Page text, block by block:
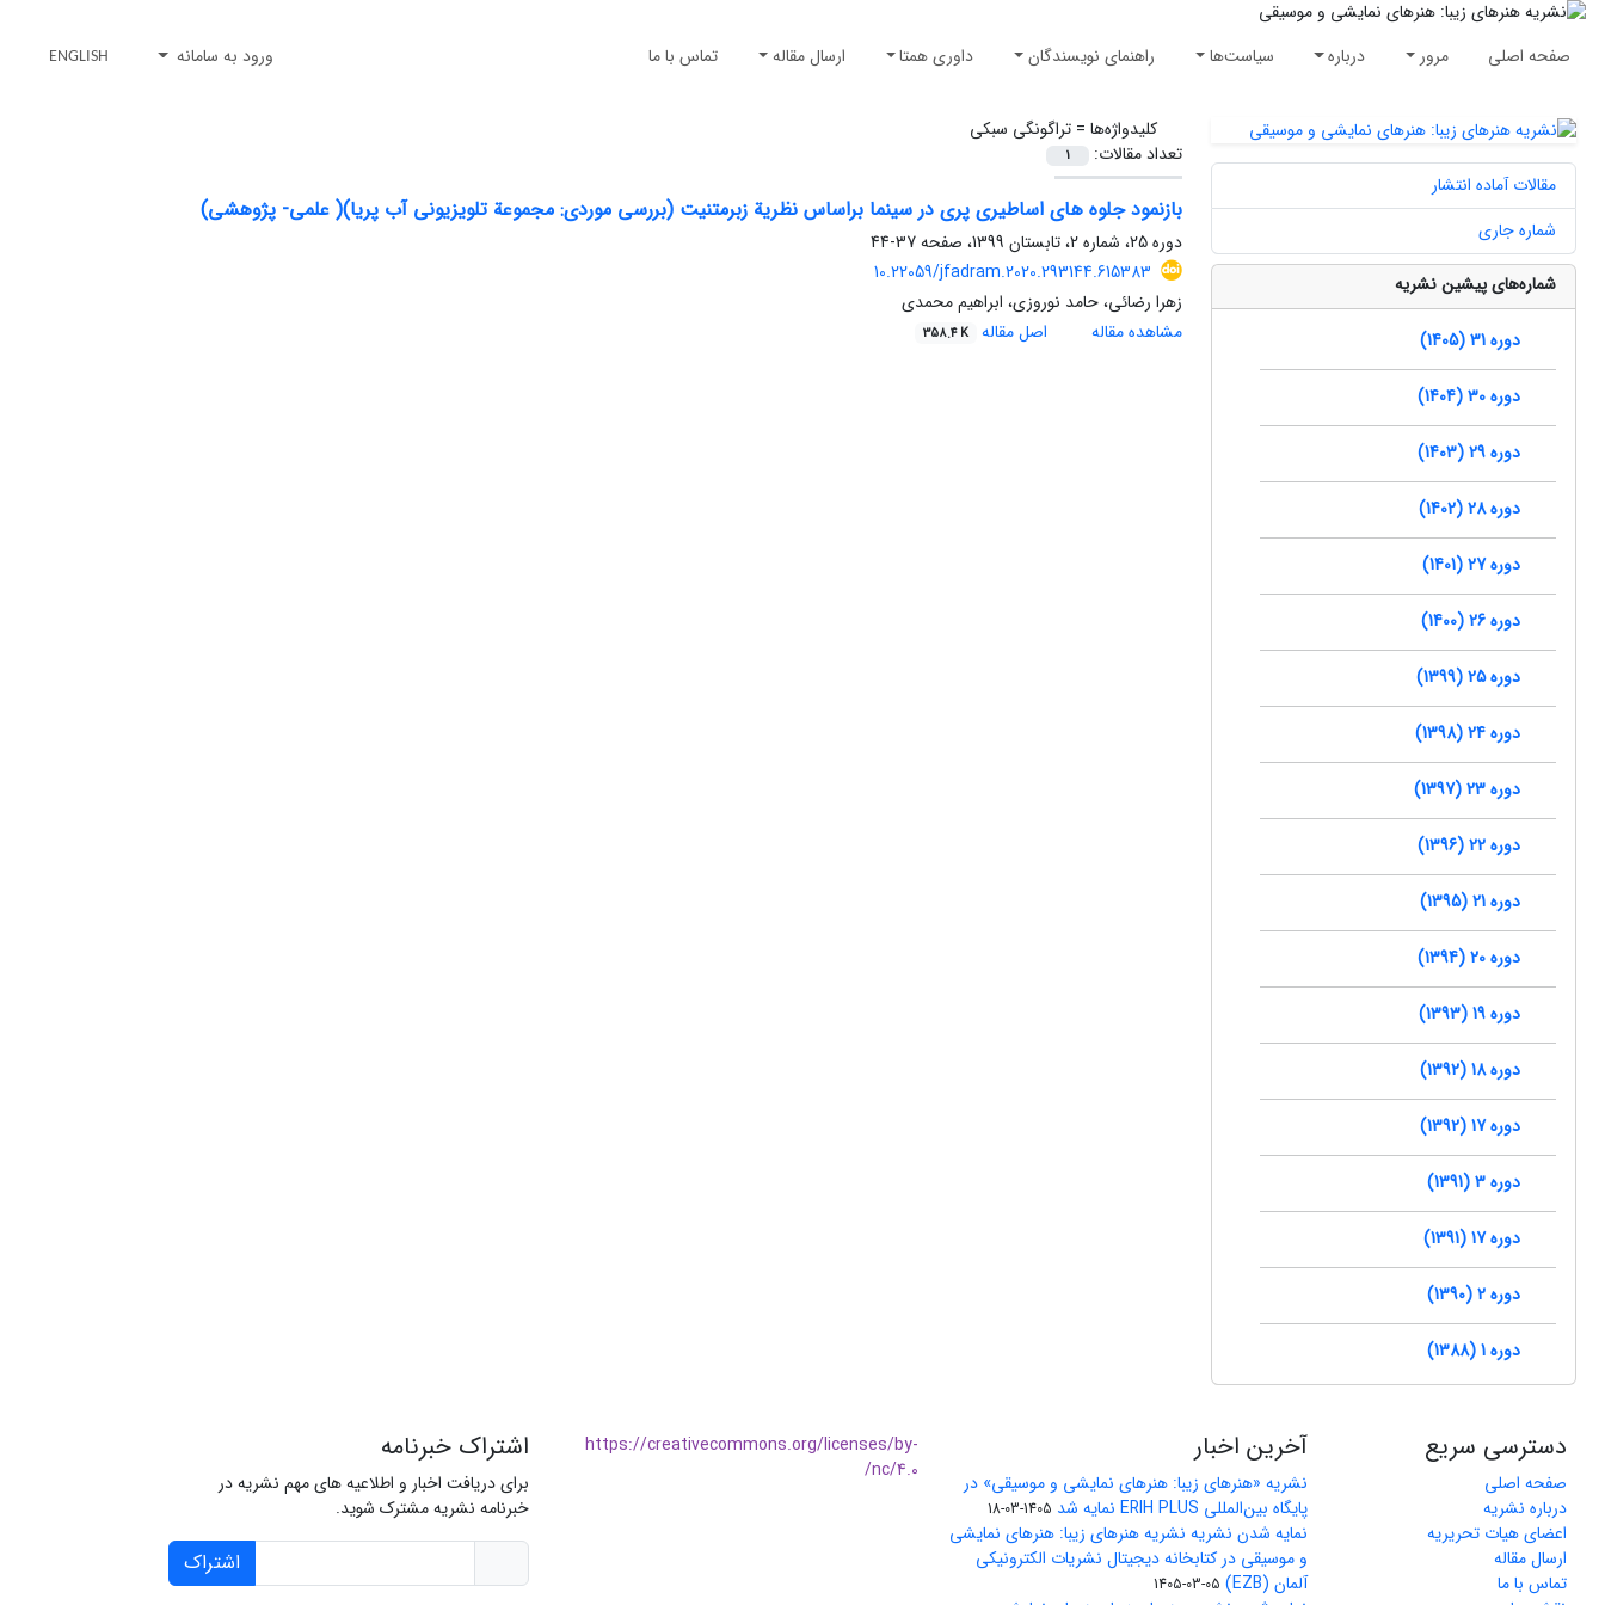
صفحه اصلی مرور درباره سیاست‌ها راهنمای نویسندگان داوری همتا ارسال مقاله تماس با ما ورود به سامانه ENGLISH
کلیدواژه‌ها =تراگونگی سبکی
تعداد مقالات:
1
بازنمود جلوه های اساطیری پری در سینما براساس نظریة زبرمتنیت (بررسی موردی: مجموعة تلویزیونی آب پریا)( علمی- پژوهشی)
دوره 25، شماره 2، تابستان 1399، صفحه
37-44
10.22059/jfadram.2020.293144.615383
زهرا رضائی، حامد نوروزی، ابراهیم محمدی
مشاهده مقاله
اصل مقاله 358.4 K
مقالات آماده انتشار
شماره جاری
شماره‌های پیشین نشریه
دوره 31 (1405)
دوره 30 (1404)
دوره 29 (1403)
دوره 28 (1402)
دوره 27 (1401)
دوره 26 (1400)
دوره 25 (1399)
دوره 24 (1398)
دوره 23 (1397)
دوره 22 (1396)
دوره 21 (1395)
دوره 20 (1394)
دوره 19 (1393)
دوره 18 (1392)
دوره 17 (1392)
دوره 3 (1391)
دوره 17 (1391)
دوره 2 (1390)
دوره 1 (1388)
دسترسی سریع
صفحه اصلی
درباره نشریه
اعضای هیات تحریریه
ارسال مقاله
تماس با ما
آخرین اخبار
نشریه «هنرهای زیبا: هنرهای نمایشی و موسیقی» در
پایگاه بین‌المللی ERIH PLUS نمایه شد
1405-03-18
نمایه شدن نشریه نشریه هنرهای زیبا: هنرهای نمایشی
و موسیقی در کتابخانه دیجیتال نشریات الکترونیکی
آلمان (EZB)
1405-03-05
https://creativecommons.org/licenses/by-
nc/4.0/
اشتراک خبرنامه
برای دریافت اخبار و اطلاعیه های مهم نشریه در
خبرنامه نشریه مشترک شوید.
اشتراک